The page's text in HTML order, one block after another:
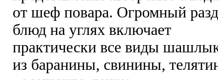
от шеф повара. Огромный
блюд на углях включает
практически все виды
из баранины, свинины,